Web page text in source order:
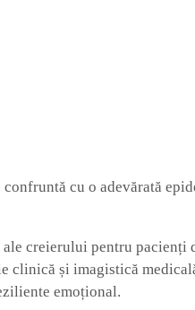
cu o adevărată
creierului pentru pacienți
clinică și imagistică
emoțional.